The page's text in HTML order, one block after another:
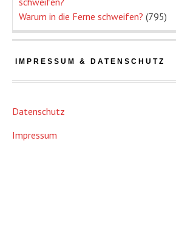
Warum in die Ferne schweifen? (795)
IMPRESSUM & DATENSCHUTZ
Datenschutz
Impressum